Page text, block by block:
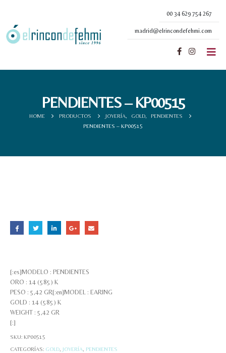
00 34 629 754 267
madrid@elrincondefehmi.com
PENDIENTES – KP00515
HOME PRODUCTOS JOYERÍA GOLD
PENDIENTES
PENDIENTES – KP00515
[:es]MODELO : PENDIENTES
ORO : 14 (585) K
PESO : 5,42 GR[:en]MODEL : EARING
GOLD : 14 (585) K
WEIGHT : 5,42 GR
[:]
SKU: KP00515
CATEGORÍAS: GOLD JOYERÍA PENDIENTES